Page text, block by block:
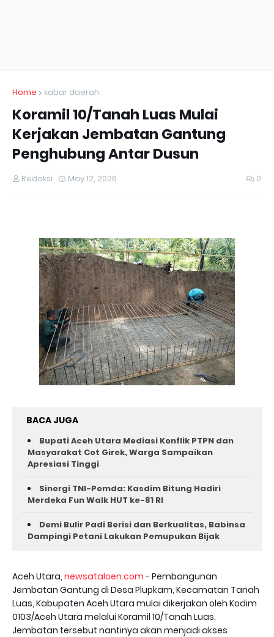
Home kabar daerah
Koramil 10/Tanah Luas Mulai
Kerjakan Jembatan Gantung
Penghubung Antar Dusun
Redaksi May 12, 2026 0
BACA JUGA
Bupati Aceh Utara Mediasi Konflik PTPN dan
Masyarakat Cot Girek, Warga Sampaikan
Apresiasi Tinggi
Sinergi TNI-Pemda: Kasdim Bitung Hadiri
Merdeka Fun Walk HUT ke-81 RI
Demi Bulir Padi Berisi dan Berkualitas, Babinsa
Dampingi Petani Lakukan Pemupukan Bijak
Aceh Utara, newsataloen.com - Pembangunan
Jembatan Gantung di Desa Plupkam, Kecamatan Tanah
Luas, Kabupaten Aceh Utara mulai dikerjakan oleh Kodim
0103/Aceh Utara melalui Koramil 10/Tanah Luas.
Jembatan tersebut nantinya akan menjadi akses